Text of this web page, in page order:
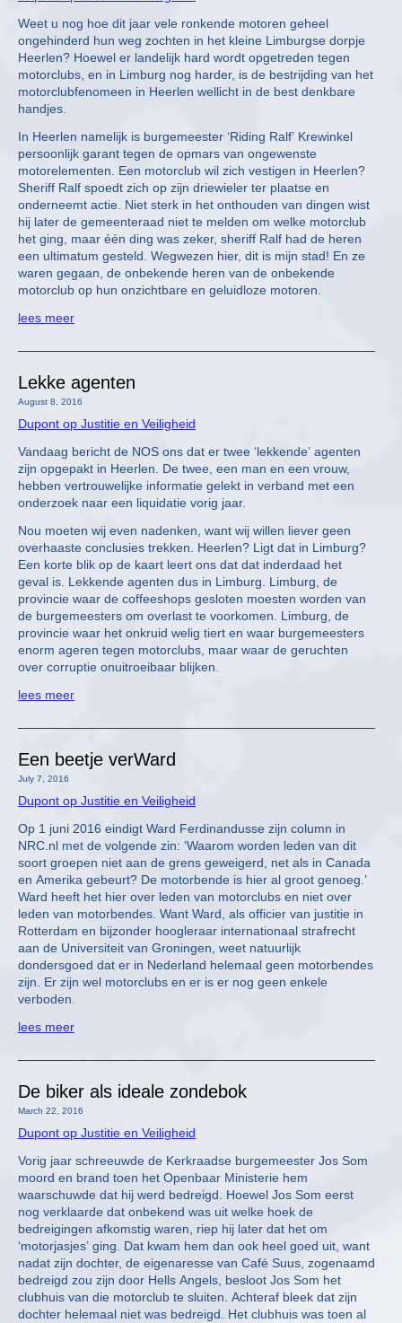
Weet u nog hoe dit jaar vele ronkende motoren geheel
ongehinderd hun weg zochten in het kleine Limburgse dorpje
Heerlen? Hoewel er landelijk hard wordt opgetreden tegen
motorclubs, en in Limburg nog harder, is de bestrijding van het
motorclubfenomeen in Heerlen wellicht in de best denkbare
handjes.
In Heerlen namelijk is burgemeester ‘Riding Ralf’ Krewinkel
persoonlijk garant tegen de opmars van ongewenste
motorelementen. Een motorclub wil zich vestigen in Heerlen?
Sheriff Ralf spoedt zich op zijn driewieler ter plaatse en
onderneemt actie. Niet sterk in het onthouden van dingen wist
hij later de gemeenteraad niet te melden om welke motorclub
het ging, maar één ding was zeker, sheriff Ralf had de heren
een ultimatum gesteld. Wegwezen hier, dit is mijn stad! En ze
waren gegaan, de onbekende heren van de onbekende
motorclub op hun onzichtbare en geluidloze motoren.
lees meer
Lekke agenten
August 8, 2016
Dupont op Justitie en Veiligheid
Vandaag bericht de NOS ons dat er twee ‘lekkende’ agenten
zijn opgepakt in Heerlen. De twee, een man en een vrouw,
hebben vertrouwelijke informatie gelekt in verband met een
onderzoek naar een liquidatie vorig jaar.
Nou moeten wij even nadenken, want wij willen liever geen
overhaaste conclusies trekken. Heerlen? Ligt dat in Limburg?
Een korte blik op de kaart leert ons dat dat inderdaad het
geval is. Lekkende agenten dus in Limburg. Limburg, de
provincie waar de coffeeshops gesloten moesten worden van
de burgemeesters om overlast te voorkomen. Limburg, de
provincie waar het onkruid welig tiert en waar burgemeesters
enorm ageren tegen motorclubs, maar waar de geruchten
over corruptie onuitroeibaar blijken.
lees meer
Een beetje verWard
July 7, 2016
Dupont op Justitie en Veiligheid
Op 1 juni 2016 eindigt Ward Ferdinandusse zijn column in
NRC.nl met de volgende zin: ‘Waarom worden leden van dit
soort groepen niet aan de grens geweigerd, net als in Canada
en Amerika gebeurt? De motorbende is hier al groot genoeg.’
Ward heeft het hier over leden van motorclubs en niet over
leden van motorbendes. Want Ward, als officier van justitie in
Rotterdam en bijzonder hoogleraar internationaal strafrecht
aan de Universiteit van Groningen, weet natuurlijk
dondersgoed dat er in Nederland helemaal geen motorbendes
zijn. Er zijn wel motorclubs en er is er nog geen enkele
verboden.
lees meer
De biker als ideale zondebok
March 22, 2016
Dupont op Justitie en Veiligheid
Vorig jaar schreeuwde de Kerkraadse burgemeester Jos Som
moord en brand toen het Openbaar Ministerie hem
waarschuwde dat hij werd bedreigd. Hoewel Jos Som eerst
nog verklaarde dat onbekend was uit welke hoek de
bedreigingen afkomstig waren, riep hij later dat het om
‘motorjasjes’ ging. Dat kwam hem dan ook heel goed uit, want
nadat zijn dochter, de eigenaresse van Café Suus, zogenaamd
bedreigd zou zijn door Hells Angels, besloot Jos Som het
clubhuis van die motorclub te sluiten. Achteraf bleek dat zijn
dochter helemaal niet was bedreigd. Het clubhuis was toen al